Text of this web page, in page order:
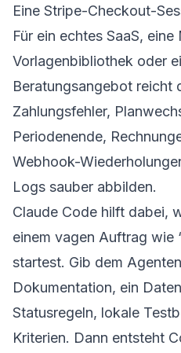
Eine Stripe-Checkout-
Für ein echtes SaaS,
Vorlagenbibliothek oder
Beratungsangebot reicht
Zahlungsfehler,
Periodenende,
Webhook-
Logs sauber abbilden.
Claude Code hilft dabei,
einem vagen Auftrag wie
startest. Gib dem
Dokumentation, ein
Statusregeln, lokale
Kriterien. Dann entsteht